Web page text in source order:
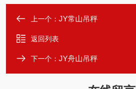
上一个： JY常山吊秤
返回列表
下一个： JY舟山吊秤